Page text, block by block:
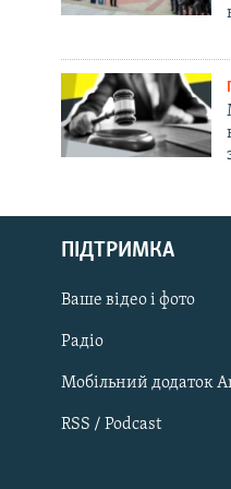
Русский
Qırımtatar
ДОЛУЧАЙСЯ!
ПІДТРИМКА
Ваше відео і фото
Радіо
Мобільний додаток
RSS / Podcast